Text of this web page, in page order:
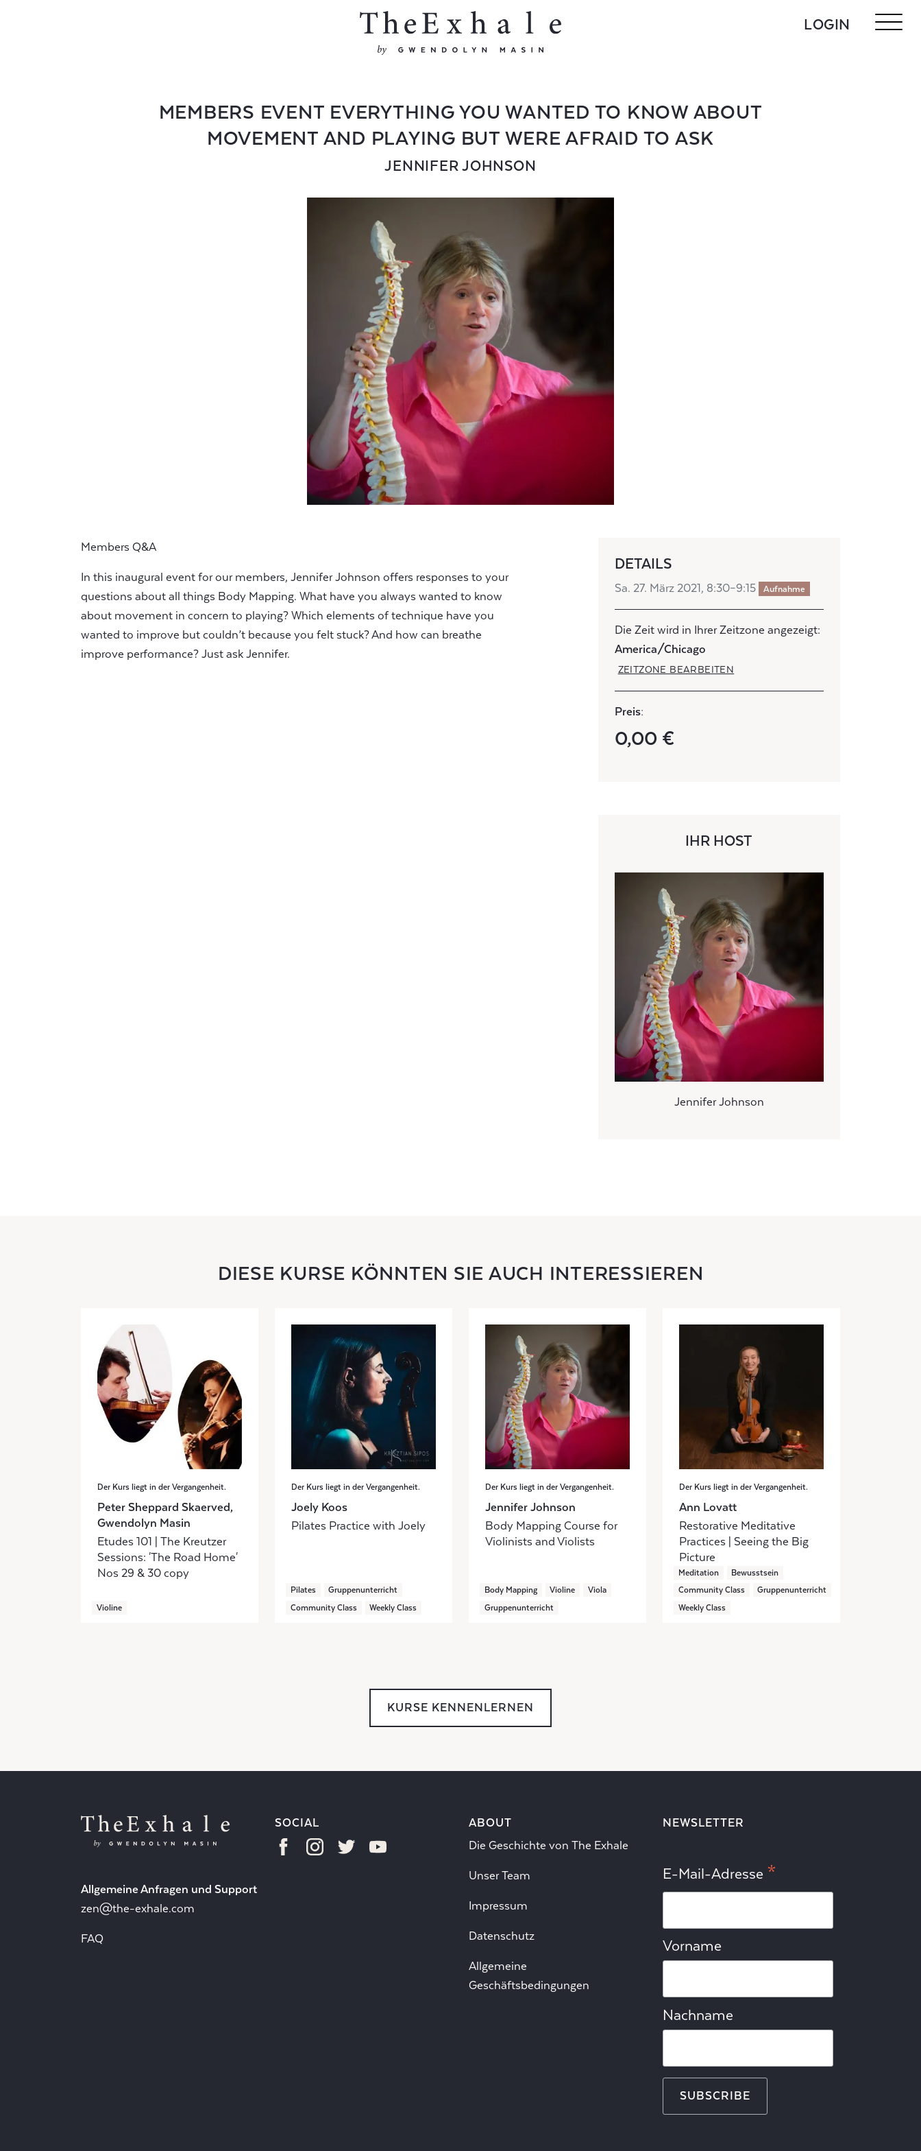
LOGIN
MEMBERS EVENT EVERYTHING YOU WANTED TO KNOW ABOUT
MOVEMENT AND PLAYING BUT WERE AFRAID TO ASK
JENNIFER JOHNSON
Members Q&A
In this inaugural event for our members, Jennifer Johnson offers responses to your
questions about all things Body Mapping. What have you always wanted to know
about movement in concern to playing? Which elements of technique have you
wanted to improve but couldn’t because you felt stuck? And how can breathe
improve performance? Just ask Jennifer.
DETAILS
Sa. 27. März 2021, 8:30–9:15 Aufnahme
Die Zeit wird in Ihrer Zeitzone angezeigt:
America/Chicago
ZEITZONE BEARBEITEN
Preis:
0,00 €
IHR HOST
Jennifer Johnson
DIESE KURSE KÖNNTEN SIE AUCH INTERESSIEREN
Der Kurs liegt in der Vergangenheit.
Peter Sheppard Skaerved,
Gwendolyn Masin
Etudes 101 | The Kreutzer
Sessions: 'The Road Home'
Nos 29 & 30 copy
Violine
Der Kurs liegt in der Vergangenheit.
Joely Koos
Pilates Practice with Joely
Pilates
Gruppenunterricht
Community Class
Weekly Class
Der Kurs liegt in der Vergangenheit.
Jennifer Johnson
Body Mapping Course for
Violinists and Violists
Body Mapping Violine
Viola
Gruppenunterricht
Der Kurs liegt in der Vergangenheit.
Ann Lovatt
Restorative Meditative
Practices | Seeing the Big
Picture
Meditation
Bewusstsein
Community Class
Gruppenunterricht
Weekly Class
KURSE KENNENLERNEN
Allgemeine Anfragen und Support
zen@the-exhale.com
FAQ
SOCIAL
ABOUT
Die Geschichte von The Exhale
Unser Team
Impressum
Datenschutz
Allgemeine
Geschäftsbedingungen
NEWSLETTER
E-Mail-Adresse *
Vorname
Nachname